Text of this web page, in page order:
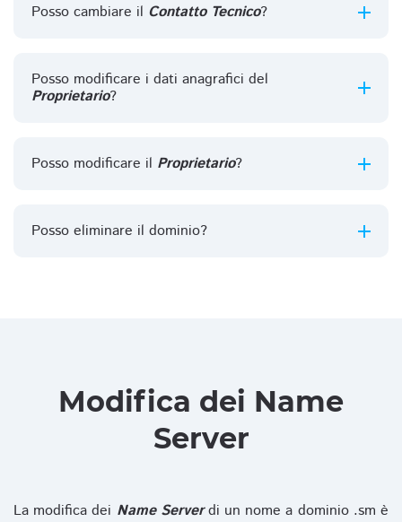
Posso cambiare il Contatto Tecnico?
Posso modificare i dati anagrafici del
Proprietario?
Posso modificare il Proprietario?
Posso eliminare il dominio?
Modifica dei Name
Server
La modifica dei Name Serverdi un nome a dominio .sm è